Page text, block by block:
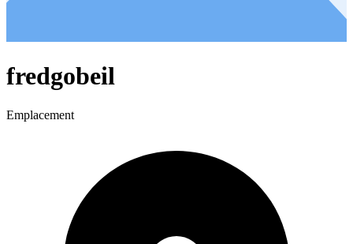
fredgobeil
Emplacement